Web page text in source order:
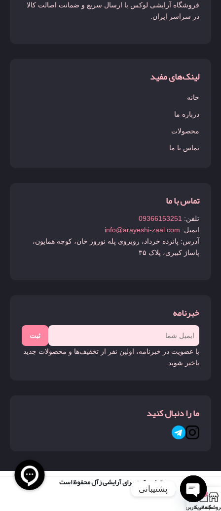
فروشگاه آرایشی لوکس با ارسال سریع و ضمانت اصالت کالا
در سراسر ایران.
لینک‌های مفید
خانه
درباره ما
محصولات
تماس با ما
تماس با ما
تلفن: 09366153251
ایمیل: info@arayeshi-zaal.com
آدرس: پانزده خرداد، روبروی پله نوروز خان، کوچه همایون،
پاساژ کبیری، پلاک ۳۵
خبرنامه
ثبت
با عضویت در خبرنامه، اولین نفر از تخفیف‌ها و محصولات جدید
باخبر شوید.
ما را دنبال کنید
تمام حقوق برای آرایشی زآل محفوظ است
0
سبد خرید
حساب کاربری من
پشتیبانی
Open